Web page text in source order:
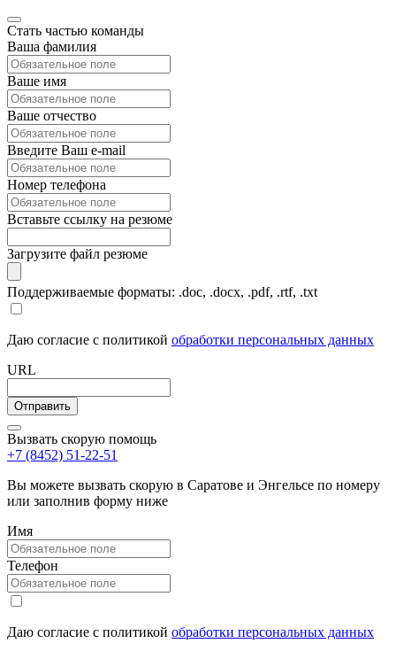
Стать частью команды
Ваша фамилия
Ваше имя
Ваше отчество
Введите Ваш e-mail
Номер телефона
Вставьте ссылку на резюме
Загрузите файл резюме
Поддерживаемые форматы: .doc, .docx, .pdf, .rtf, .txt
Даю согласие с политикой обработки персональных данных
URL
Вызвать скорую помощь
+7 (8452) 51-22-51
Вы можете вызвать скорую в Саратове и Энгельсе по номеру
или заполнив форму ниже
Имя
Телефон
Даю согласие с политикой обработки персональных данных